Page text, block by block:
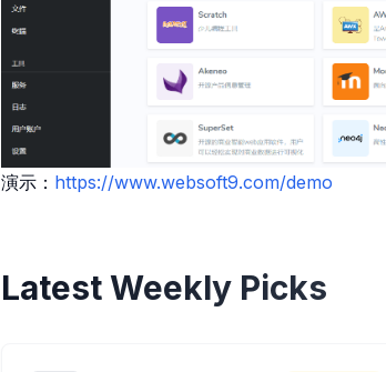
演示： https://www.websoft9.com/demo
Latest Weekly Picks